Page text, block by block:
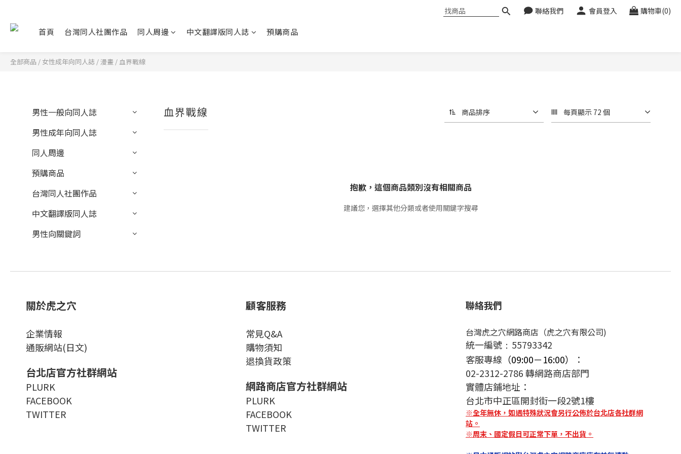
聯絡我們 會員登入 購物車(0)
首頁 台灣同人社團作品 同人周邊 中文翻譯版同人誌 預購商品
全部商品 / 女性成年向同人誌 /漫畫 / 血界戰線
男性一般向同人誌
男性成年向同人誌
同人周邊
預購商品
台灣同人社團作品
中文翻譯版同人誌
男性向關鍵詞
血界戰線 商品排序 每頁顯示 72 個
抱歉，這個商品類別沒有相關商品
建議您，選擇其他分類或者使用關鍵字搜尋
關於虎之穴
企業情報
通販網站(日文)
台北店官方社群網站
PLURK
FACEBOOK
TWITTER
顧客服務
常見Q&A
購物須知
退換貨政策
網路商店官方社群網站
PLURK
FACEBOOK
TWITTER
聯絡我們
台灣虎之穴網路商店（虎之穴有限公司)
統一編號 ： 55793342
客服專線 （09:00－16:00）
：
02-2312-2786 轉網路商店部門
實體店鋪地址：
台北市中正區開封街一段2號1樓
※全年無休，如遇特殊狀況會另行公佈於台北店各社群網
站。
※周末、國定假日可正常下單，不出貨。